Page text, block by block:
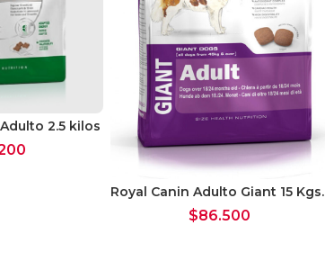
2.5 kilos
Royal Canin Adulto Giant 15 Kgs.
$86.500